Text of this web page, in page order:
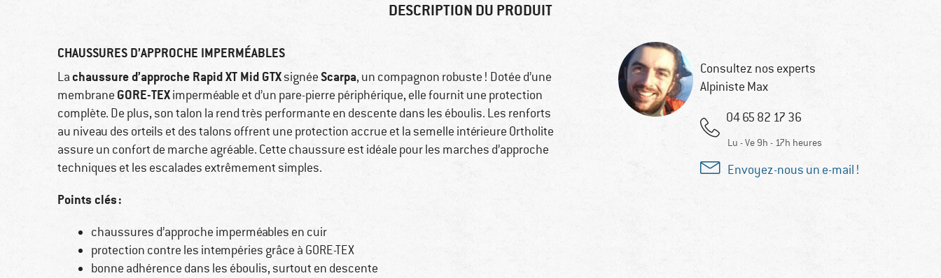
DESCRIPTION DU PRODUIT
CHAUSSURES D’APPROCHE IMPERMÉABLES
Lachaussure d’approche Rapid XT Mid GTXsignéeScarpa, un compagnon robuste ! Dotée d’une
membrane GORE-TEXimperméable et d’un pare-pierre périphérique, elle fournit une protection
complète. De plus, son talon la rend très performante en descente dans les éboulis. Les renforts
au niveau des orteils et des talons offrent une protection accrue et la semelle intérieure Ortholite
assure un confort de marche agréable. Cette chaussure est idéale pour les marches d’approche
techniques et les escalades extrêmement simples.
Points clés :
chaussures d’approche imperméables en cuir
protection contre les intempéries grâce à GORE-TEX
bonne adhérence dans les éboulis, surtout en descente
Consultez nos experts
Alpiniste Max
04 65 82 17 36
Lu - Ve 9h - 17h heures
Envoyez-nous un e-mail !